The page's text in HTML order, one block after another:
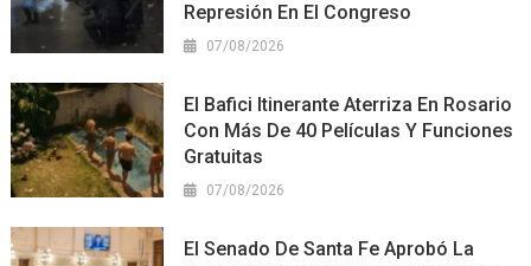
Represión En El Congreso
07/08/2026
El Bafici Itinerante Aterriza En Rosario
Con Más De 40 Películas Y Funciones
Gratuitas
07/08/2026
El Senado De Santa Fe Aprobó La